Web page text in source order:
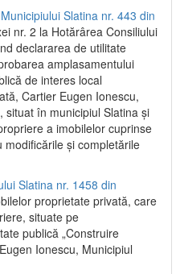
Slatina nr. 443 din
nr. 2 la Hotărârea Consiliului
declararea de utilitate
amplasamentului
de interes local
Cartier Eugen Ionescu,
situat în municipiul Slatina şi
a imobilelor cuprinse
şi completările
Slatina nr. 1458 din
proprietate privată, care
situate pe
publică „Construire
Ionescu, Municipiul